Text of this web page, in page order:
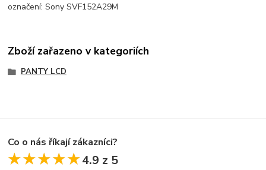
označení: Sony SVF152A29M
Zboží zařazeno v kategoriích
PANTY LCD
Co o nás říkají zákazníci?
★★★★★
★★★★★4.9 z 5